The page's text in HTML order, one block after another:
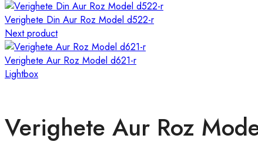
Verighete Din Aur Roz Model d522-r
Next product
Verighete Aur Roz Model d621-r
Lightbox
Verighete Aur Roz